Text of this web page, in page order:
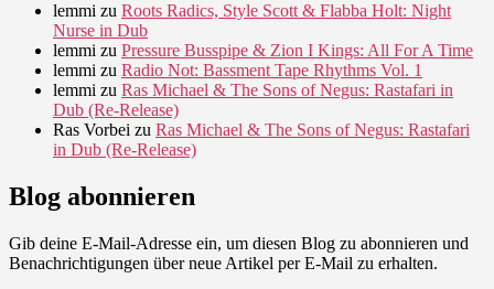
lemmi zu Roots Radics, Style Scott & Flabba Holt: Night
Nurse in Dub
lemmi zu Pressure Busspipe & Zion I Kings: All For A Time
lemmi zu Radio Not: Bassment Tape Rhythms Vol. 1
lemmi zu Ras Michael & The Sons of Negus: Rastafari in
Dub (Re-Release)
Ras Vorbei zu Ras Michael & The Sons of Negus: Rastafari
in Dub (Re-Release)
Blog abonnieren
Gib deine E-Mail-Adresse ein, um diesen Blog zu abonnieren und
Benachrichtigungen über neue Artikel per E-Mail zu erhalten.